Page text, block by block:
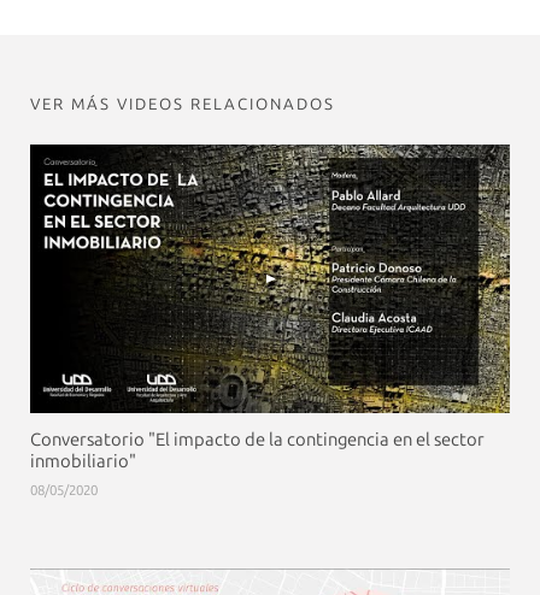
VER MÁS VIDEOS RELACIONADOS
Conversatorio "El impacto de la contingencia en el sector
inmobiliario"
08/05/2020